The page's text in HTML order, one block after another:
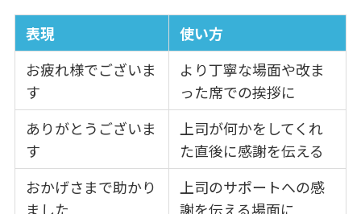
表現
使い方
お疲れ様でございま
す
より丁寧な場面や改ま
った席での挨拶に
ありがとうございま
す
上司が何かをしてくれ
た直後に感謝を伝える
おかげさまで助かり
ました
上司のサポートへの感
謝を伝える場面に